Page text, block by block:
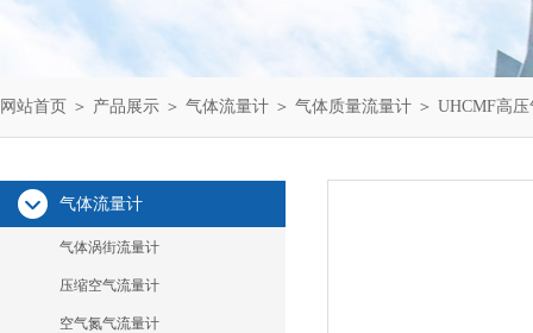
网站首页 ＞ 产品展示 ＞ 气体流量计 ＞ 气体质量流量计 ＞ UHCMF高
气体流量计
气体涡街流量计
压缩空气流量计
空气氮气流量计